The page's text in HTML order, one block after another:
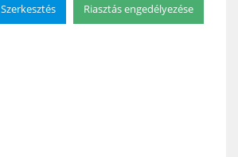
Szerkesztés Riasztás engedélyezése